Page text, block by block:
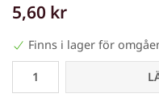
5,60 kr
Finns i lager för